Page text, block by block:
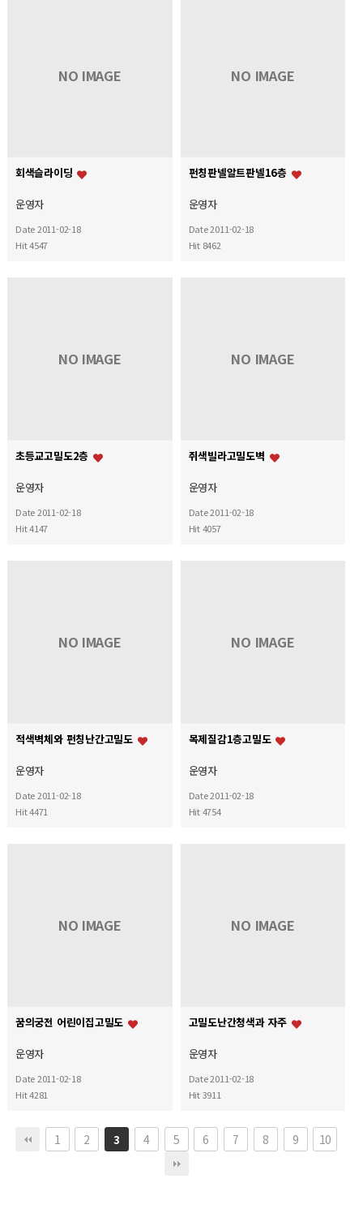
NO IMAGE
회색슬라이딩
운영자
Date 2011-02-18
Hit 4547
NO IMAGE
펀칭판넬알트판넬16층
운영자
Date 2011-02-18
Hit 8462
NO IMAGE
초등교고밀도2층
운영자
Date 2011-02-18
Hit 4147
NO IMAGE
쥐색빌라고밀도벽
운영자
Date 2011-02-18
Hit 4057
NO IMAGE
적색벽체와 펀칭난간고밀도
운영자
Date 2011-02-18
Hit 4471
NO IMAGE
목제질감1층고밀도
운영자
Date 2011-02-18
Hit 4754
NO IMAGE
꿈의궁전 어린이집고밀도
운영자
Date 2011-02-18
Hit 4281
NO IMAGE
고밀도난간청색과 자주
운영자
Date 2011-02-18
Hit 3911
1 2 3 4 5 6 7 8 9 10